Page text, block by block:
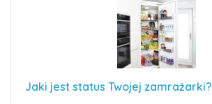
Jaki jest status Twojej zamrażarki?